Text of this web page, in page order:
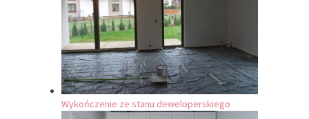
Wykończenie ze stanu deweloperskiego